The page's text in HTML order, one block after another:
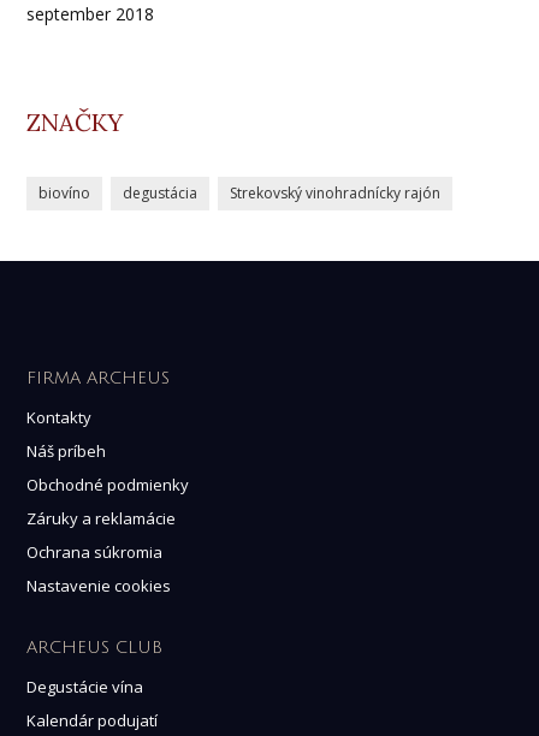
september 2018
ZNAČKY
biovíno degustácia Strekovský vinohradnícky rajón
FIRMA ARCHEUS
Kontakty
Náš príbeh
Obchodné podmienky
Záruky a reklamácie
Ochrana súkromia
Nastavenie cookies
ARCHEUS CLUB
Degustácie vína
Kalendár podujatí